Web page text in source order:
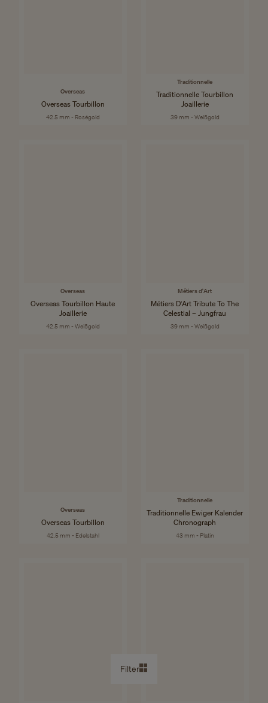
Filter
Overseas
Overseas Tourbillon
42.5 mm - Roségold
Traditionnelle
Traditionnelle Tourbillon
Joaillerie
39 mm - Weißgold
Overseas
Overseas Tourbillon Haute
Joaillerie
42.5 mm - Weißgold
Métiers d'Art
Métiers D'Art Tribute To The
Celestial – Jungfrau
39 mm - Weißgold
Overseas
Overseas Tourbillon
42.5 mm - Edelstahl
Traditionnelle
Traditionnelle Ewiger Kalender
Chronograph
43 mm - Platin